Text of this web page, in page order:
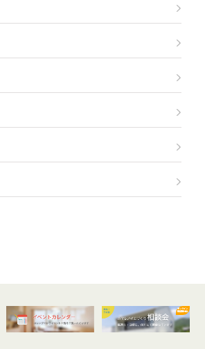
オンライン
開催受付中